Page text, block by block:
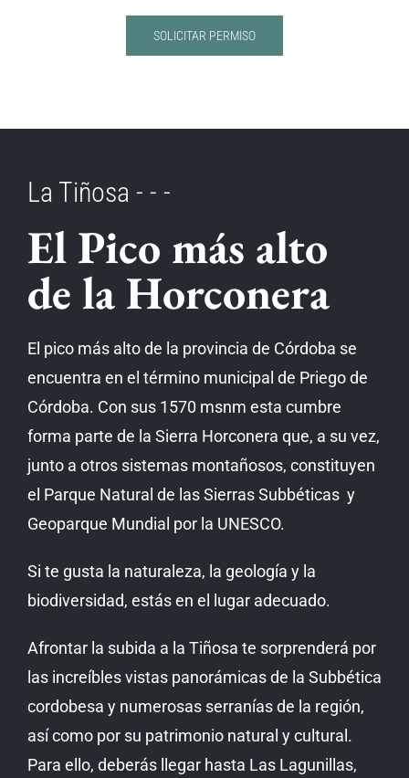
SOLICITAR PERMISO
La Tiñosa - - -
El Pico más alto
de la Horconera
El pico más alto de la provincia de Córdoba se
encuentra en el término municipal de Priego de
Córdoba. Con sus 1570 msnm esta cumbre
forma parte de la Sierra Horconera que, a su vez,
junto a otros sistemas montañosos, constituyen
el Parque Natural de las Sierras Subbéticas y
Geoparque Mundial por la UNESCO.
Si te gusta la naturaleza, la geología y la
biodiversidad, estás en el lugar adecuado.
Afrontar la subida a la Tiñosa te sorprenderá por
las increíbles vistas panorámicas de la Subbética
cordobesa y numerosas serranías de la región,
así como por su patrimonio natural y cultural.
Para ello, deberás llegar hasta Las Lagunillas,